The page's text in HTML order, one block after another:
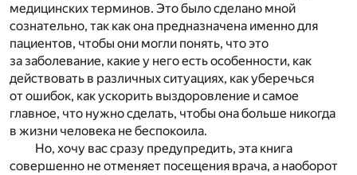
медицинских терминов. Это было сделано мной
сознательно, так как она предназначена именно для
пациентов, чтобы они могли понять, что это
за заболевание, какие у него есть особенности, как
действовать в различных ситуациях, как уберечься
от ошибок, как ускорить выздоровление и самое
главное, что нужно сделать, чтобы она больше никогда
в жизни человека не беспокоила.
Но, хочу вас сразу предупредить, эта книга
совершенно не отменяет посещения врача, а наоборот